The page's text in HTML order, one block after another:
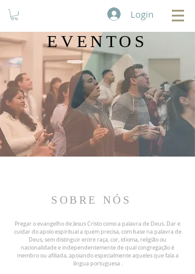
Login
EVENTOS
SOBRE NÓS
Pregar o evangelho de Jesus Cristo como a palavra de Deus. Dar e
cuidar do apoio espiritual a quem precisa, com base na palavra de
Deus, sem distinguir entre raça, cor, idioma, religião ou
nacionalidade e independentemente de qual congregação é
membro ou afiliada, apoiando especialmente aqueles que fala a
língua portuguesa .